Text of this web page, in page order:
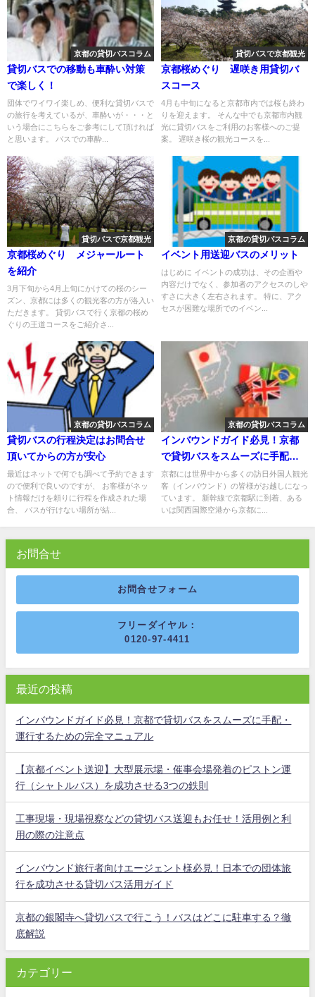
京都の貸切バスコラム
貸切バスでの移動も車酔い対策
で楽しく！
団体でワイワイ楽しめ、便利な貸切バスで
の旅行を考えているが、車酔いが・・・と
いう場合にこちらをご参考にして頂ければ
と思います。 バスでの車酔...
貸切バスで京都観光
京都桜めぐり 遅咲き用貸切バ
スコース
4月も中旬になると京都市内では桜も終わ
りを迎えます。 そんな中でも京都市内観
光に貸切バスをご利用のお客様へのご提
案。 遅咲き桜の観光コースを...
貸切バスで京都観光
京都桜めぐり メジャールート
を紹介
3月下旬から4月上旬にかけての桜のシー
ズン、京都には多くの観光客の方が洛入い
ただきます。 貸切バスで行く京都の桜め
ぐりの王道コースをご紹介さ...
京都の貸切バスコラム
イベント用送迎バスのメリット
はじめに イベントの成功は、その企画や
内容だけでなく、参加者のアクセスのしや
すさに大きく左右されます。 特に、アク
セスが困難な場所でのイベン...
京都の貸切バスコラム
貸切バスの行程決定はお問合せ
頂いてからの方が安心
最近はネットで何でも調べて予約できます
ので便利で良いのですが、 お客様がネッ
ト情報だけを頼りに行程を作成された場
合、 バスが行けない場所が結...
京都の貸切バスコラム
インバウンドガイド必見！京都
で貸切バスをスムーズに手配・
運行するための完全マニュアル
京都には世界中から多くの訪日外国人観光
客（インバウンド）の皆様がお越しになっ
ています。 新幹線で京都駅に到着、ある
いは関西国際空港から京都に...
お問合せ
お問合せフォーム
フリーダイヤル：
0120-97-4411
最近の投稿
インバウンドガイド必見！京都で貸切バスをスムーズに手配・
運行するための完全マニュアル
【京都イベント送迎】大型展示場・催事会場発着のピストン運
行（シャトルバス）を成功させる3つの鉄則
工事現場・現場視察などの貸切バス送迎もお任せ！活用例と利
用の際の注意点
インバウンド旅行者向けエージェント様必見！日本での団体旅
行を成功させる貸切バス活用ガイド
京都の銀閣寺へ貸切バスで行こう！バスはどこに駐車する？徹
底解説
カテゴリー